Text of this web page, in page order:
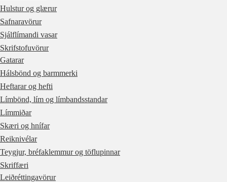
Hulstur og glærur
Safnaravörur
Sjálflímandi vasar
Skrifstofuvörur
Gatarar
Hálsbönd og barmmerki
Heftarar og hefti
Límbönd, lím og límbandsstandar
Límmiðar
Skæri og hnífar
Reiknivélar
Teygjur, bréfaklemmur og töflupinnar
Skriffæri
Leiðréttingavörur